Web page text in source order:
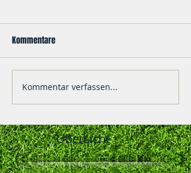
Kommentare
Kommentar verfassen...
Übersicht